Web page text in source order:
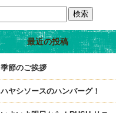
最近の投稿
季節のご挨拶
ハヤシソースのハンバーグ！